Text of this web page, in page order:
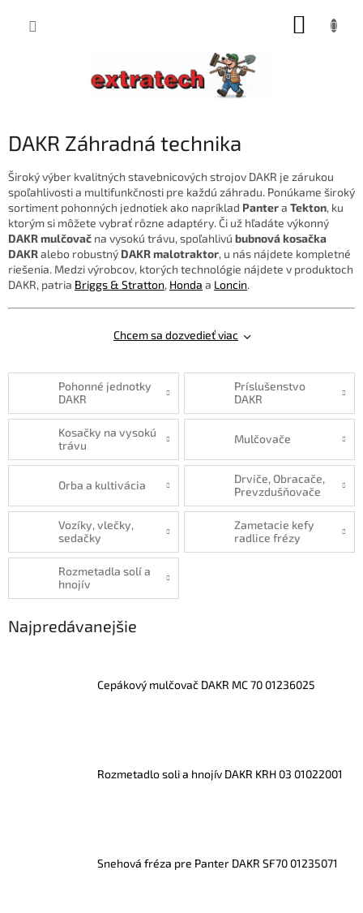
DAKR Záhradná technika
Široký výber kvalitných stavebnicových strojov DAKR je zárukou
spoľahlivosti a multifunkčnosti pre každú záhradu. Ponúkame široký
sortiment pohonných jednotiek ako napríklad Pantera Tekton, ku
ktorým si môžete vybrať rôzne adaptéry. Či už hľadáte výkonný
DAKR mulčovač na vysokú trávu, spoľahlivú bubnová kosačka
DAKRalebo robustný DAKR malotraktor, u nás nájdete kompletné
riešenia. Medzi výrobcov, ktorých technológie nájdete v produktoch
DAKR, patria Briggs & Stratton, Honda a Loncin.
Chcem sa dozvedieť viac
Pohonné jednotky
DAKR
Príslušenstvo
DAKR
Kosačky na vysokú
trávu
Mulčovače
Orba a kultivácia
Drviče, Obracače,
Prevzdušňovače
Vozíky, vlečky,
sedačky
Zametacie kefy
radlice frézy
Rozmetadla solí a
hnojív
Najpredávanejšie
Cepákový mulčovač DAKR MC 70 01236025
Rozmetadlo soli a hnojív DAKR KRH 03 01022001
Snehová fréza pre Panter DAKR SF70 01235071